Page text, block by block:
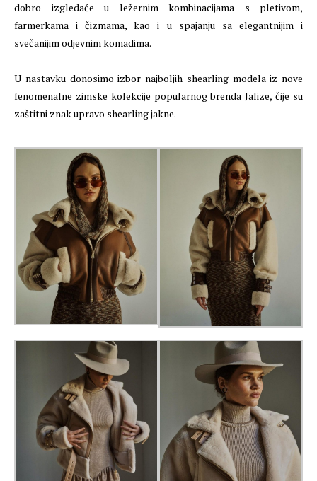
dobro izgledaće u ležernim kombinacijama s pletivom,
farmerkama i čizmama, kao i u spajanju sa elegantnijim i
svečanijim odjevnim komadima.
U nastavku donosimo izbor najboljih shearling modela iz nove
fenomenalne zimske kolekcije popularnog brenda Jalize, čije su
zaštitni znak upravo shearling jakne.